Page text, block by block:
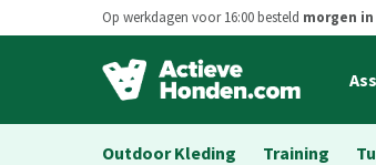
Op werkdagen voor 16:00 besteld morgen
Outdoor Kleding Training